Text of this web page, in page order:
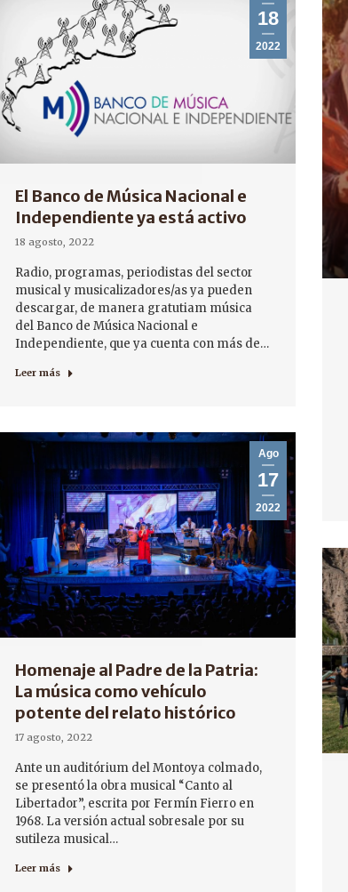
18
2022
El Banco de Música Nacional e
Independiente ya está activo
18 agosto, 2022
Radio, programas, periodistas del sector
musical y musicalizadores/as ya pueden
descargar, de manera gratutiam música
del Banco de Música Nacional e
Independiente, que ya cuenta con más de…
Leer más
Ago
17
2022
Homenaje al Padre de la Patria:
La música como vehículo
potente del relato histórico
17 agosto, 2022
Ante un auditórium del Montoya colmado,
se presentó la obra musical “Canto al
Libertador”, escrita por Fermín Fierro en
1968. La versión actual sobresale por su
sutileza musical…
Leer más